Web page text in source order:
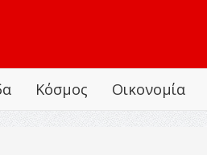
Κόσμος Οικονομία